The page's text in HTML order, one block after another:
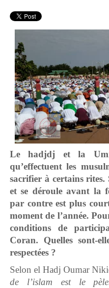
Le hadjdj et la
qu’effectuent les
sacrifier à certains
et se déroule avant la
par contre est plus
moment de l’année.
conditions de
Coran. Quelles sont-
respectées ?
Selon el Hadj Oumar
de l’islam est le